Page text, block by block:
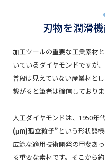
刃物を潤滑
加工ツールの重要な工業素材
いているダイヤモンドですが
普段は見えていない産業材と
繋がると筆者は確信しておりま
人工ダイヤモンドは、1950年
(μm)孤立粒子” という形状態
広範な適用技術開発の甲斐あ
る重要な素材です。そこから